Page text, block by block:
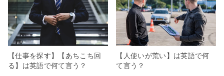
【仕事を探す】【あちこち回
る】は英語で何て言う？
【人使いが荒い】は英語で何
て言う？